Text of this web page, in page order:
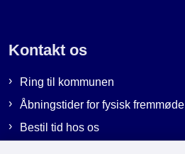
Kontakt os
Ring til kommunen
Åbningstider for fysisk fremmøde
Bestil tid hos os